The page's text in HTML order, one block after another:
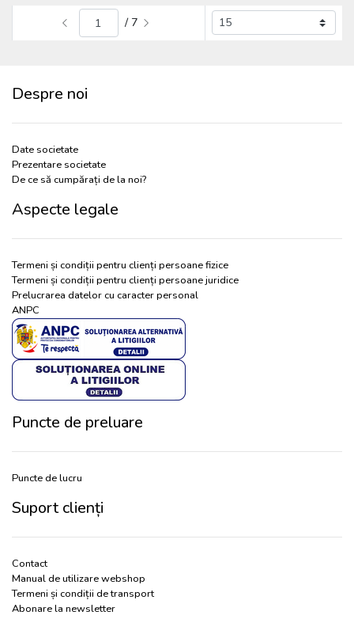
/ 7
Despre noi
Date societate
Prezentare societate
De ce să cumpărați de la noi?
Aspecte legale
Termeni și condiții pentru clienți persoane fizice
Termeni și condiții pentru clienți persoane juridice
Prelucrarea datelor cu caracter personal
ANPC
Puncte de preluare
Puncte de lucru
Suport clienți
Contact
Manual de utilizare webshop
Termeni și condiții de transport
Abonare la newsletter